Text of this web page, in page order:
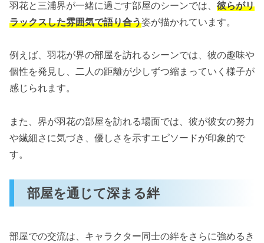
羽花と三浦界が一緒に過ごす部屋のシーンでは、 彼らがリ
ラックスした雰囲気で語り合う姿が描かれています。
例えば、羽花が界の部屋を訪れるシーンでは、彼の趣味や
個性を発見し、二人の距離が少しずつ縮まっていく様子が
感じられます。
また、界が羽花の部屋を訪れる場面では、彼が彼女の努力
や繊細さに気づき、優しさを示すエピソードが印象的で
す。
部屋を通じて深まる絆
部屋での交流は、キャラクター同士の絆をさらに強めるき